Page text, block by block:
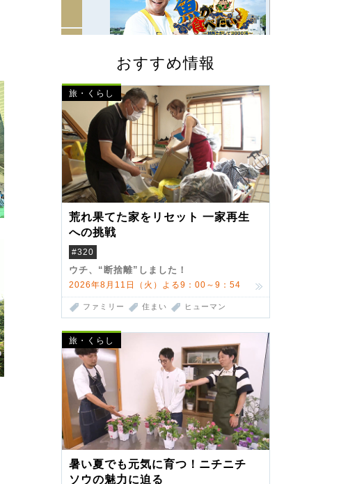
おすすめ情報
旅・くらし
荒れ果てた家をリセット 一家再生
への挑戦
#320
ウチ、“断捨離”しました！
2026年8月11日（火）よる9：00～9：54
ファミリー 住まい ヒューマン
旅・くらし
暑い夏でも元気に育つ！ニチニチ
ソウの魅力に迫る